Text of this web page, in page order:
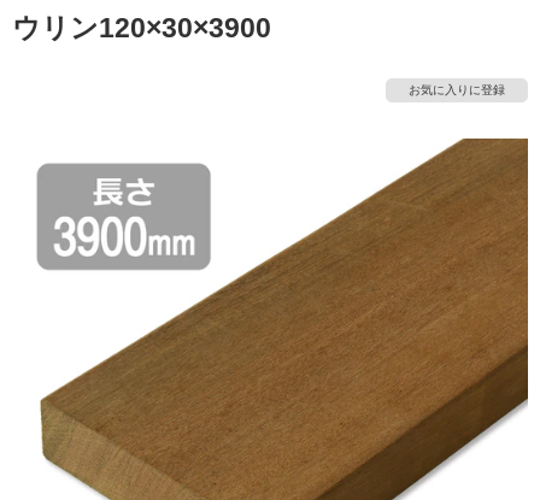
キッチン
トイレ
（外構）
ウッドデッキ フローリング・床材
収納 インテリア・ 家具
ペット用品
内装用建材 パネル・壁材
ロートアイアン 天然石・石材
施工事例
インタビュー
店舗・施設事例
ショールーム
ショールーム
ショールーム
名古屋ショールーム ショールーム
福岡ショールーム 札幌スマートショールー
横浜スマートショールー
ウェルビーみのおHDC
BOX
ご利用ガイド 初めての方へ
よくある質問 お問い合わせ
修理お問い合わせ クレーム公開
説明書・図面検索 水まわり 3年保証
お役立ち情報 住まいの スタイリング
アイデア
その他サービス
ミラタップと創る家
ASOLIE
工事会社紹介 Coziコンシ
ェルジュ
自分らしい家づくり
最高のリノベ会社が みつ
かるリノベりす
ウリン120×30×3900
お気に入りに登録